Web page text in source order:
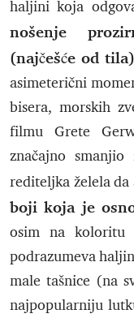
haljini koja
nošenje
(najčešće od
asimeterični
bisera, morskih
filmu Grete
značajno
rediteljka želela
boji koja je
osim na koloritu
podrazumeva
male tašnice (na
najpopularniju